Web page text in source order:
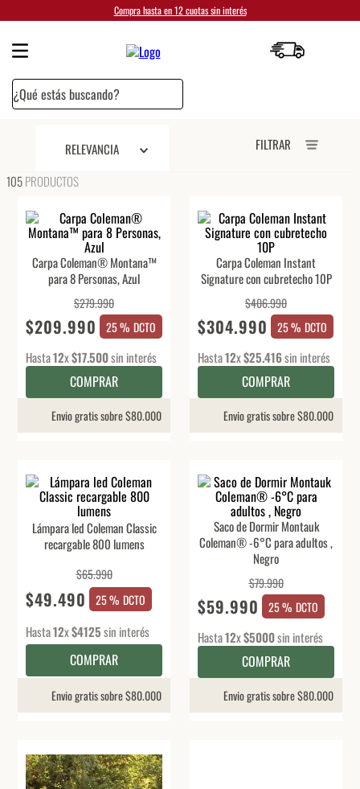
Compra hasta en 12 cuotas sin interés
¿Qué estás buscando?
RELEVANCIA FILTRAR
105PRODUCTOS
Carpa Coleman® Montana™
para 8 Personas, Azul
$279.990
$209.990 25 % DCTO
Hasta12x$17.500sin interés
COMPRAR
Envio gratis sobre $80.000
Carpa Coleman Instant
Signature con cubretecho 10P
$406.990
$304.990 25 % DCTO
Hasta12x$25.416sin interés
COMPRAR
Envio gratis sobre $80.000
Lámpara led Coleman Classic
recargable 800 lumens
$65.990
$49.490 25 % DCTO
Hasta12x$4125sin interés
COMPRAR
Envio gratis sobre $80.000
Saco de Dormir Montauk
Coleman® -6°C para adultos ,
Negro
$79.990
$59.990 25 % DCTO
Hasta12x$5000sin interés
COMPRAR
Envio gratis sobre $80.000